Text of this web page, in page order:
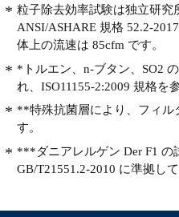
粒子除去効率試験は独立研究
ANSI/ASHARE 規格 52.2-
体上の流速は 85cfm です。
*トルエン、n-ブタン、SO2
れ、ISO11155-2:2009 規格を
**特殊抗菌層により、フィル
す。
***ダニアレルゲン Der F1 の
GB/T21551.2-2010 に準拠して